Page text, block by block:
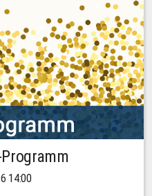
14:00